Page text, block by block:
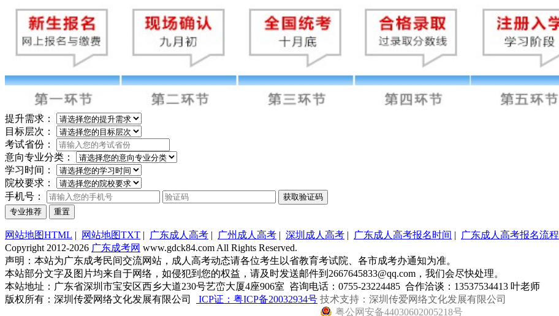
提升需求：
目标层次：
考试省份：
意向专业分类：
学习时间：
院校要求：
手机号：
获取验证码
专业推荐
重置
网站地图HTML | 网站地图TXT | 广东成人高考 | 广州成人高考 | 深圳成人高考 | 广东成人高考报名时间 | 广东成人高考报名流程
Copyright 2012-2026 广东成考网 www.gdck84.com All Rights Reserved.
声明：本站为广东成考民间交流网站，成人高考动态请各位考生以省教育考试院、各市成考办通知为准。
本站部分文字及图片均来自于网络，如侵犯到您的权益，请及时发送邮件到2667645833@qq.com，我们会尽快处理。
本站地址：广东省深圳市宝安区西乡大道230号艺峦大厦4座906室 咨询电话：0755-23224485 合作洽谈：13537534413 叶老师
版权所有：深圳传爱网络文化发展有限公司
ICP证：粤ICP备20032934号 技术支持：深圳传爱网络文化发展有限公司
粤公网安备44030602005218号